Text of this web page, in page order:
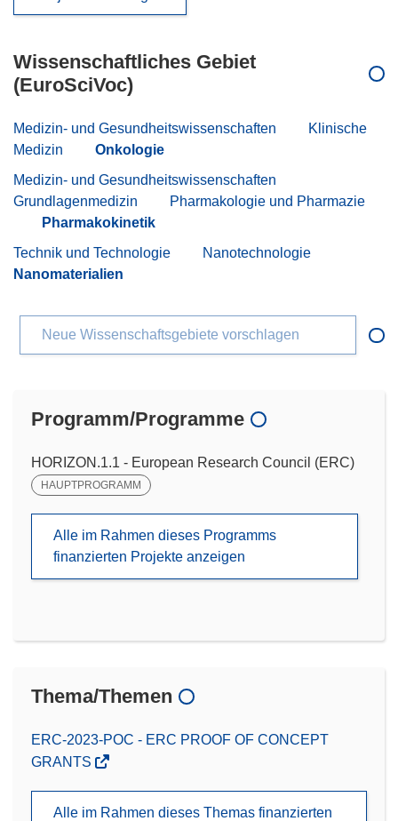
Wissenschaftliches Gebiet
(EuroSciVoc)
Medizin- und Gesundheitswissenschaften
Klinische
Medizin
Onkologie
Medizin- und Gesundheitswissenschaften
Grundlagenmedizin
Pharmakologie und Pharmazie
Pharmakokinetik
Technik und Technologie
Nanotechnologie
Nanomaterialien
Neue Wissenschaftsgebiete vorschlagen
Programm/Programme
HORIZON.1.1 - European Research Council (ERC)
HAUPTPROGRAMM
Alle im Rahmen dieses Programms
finanzierten Projekte anzeigen
Thema/Themen
ERC-2023-POC - ERC PROOF OF CONCEPT
GRANTS
Alle im Rahmen dieses Themas finanzierten